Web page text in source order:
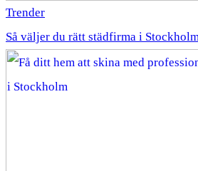
Trender
Så väljer du rätt städfirma i